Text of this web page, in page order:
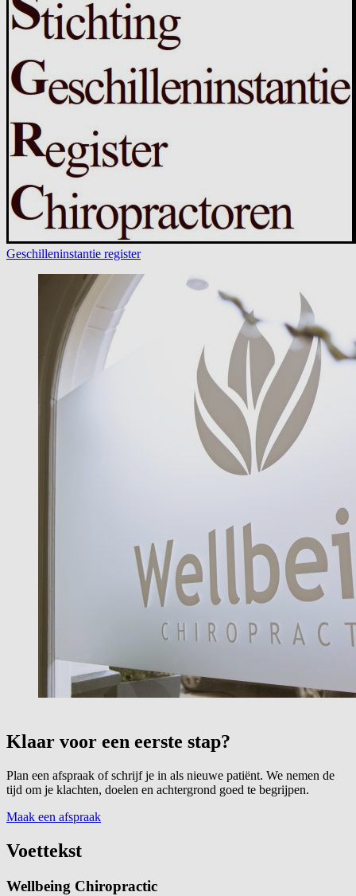
Geschilleninstantie register
Klaar voor een eerste stap?
Plan een afspraak of schrijf je in als nieuwe patiënt. We nemen de
tijd om je klachten, doelen en achtergrond goed te begrijpen.
Maak een afspraak
Voettekst
Wellbeing Chiropractic